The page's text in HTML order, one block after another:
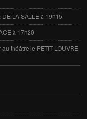
DE LA SALLE à 19h15
à 17h20
théâtre le PETIT LOUVRE